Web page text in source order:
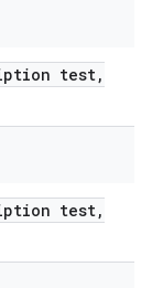
test,
test,